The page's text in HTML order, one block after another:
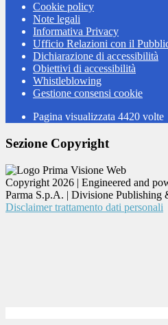
Cookie policy
Note legali
Informativa Privacy
Ufficio Relazioni con il
Dichiarazione di accessibilità
Obiettivi di accessibilità
Whistleblowing
Gestione consensi cookie
Pagina visualizzata 4420 volte
Sezione Copyright
Copyright 2026 | Engineered and
Parma S.p.A. | Divisione Publishing
Disclaimer trattamento dati personali